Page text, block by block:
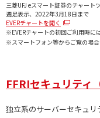
三菱UFJ eスマート証券のチャート
週足表示、2022年3月18日まで
EVERチャートを開く
※EVERチャートの初回ご利用時に
※スマートフォン等からご覧の場合
FFRIセキュリティ
独立系のサーバーセキュ